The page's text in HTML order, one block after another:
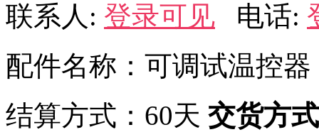
联系人: 登录可见 电话:
配件名称：可调试温控器
结算方式：60天 交货方